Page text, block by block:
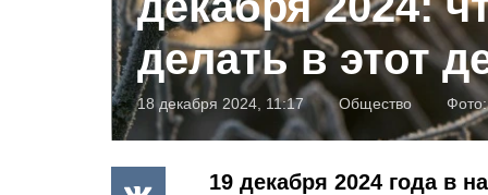
делать в этот
18 декабря 2024, 11:17 Общество
19 декабря 2024 года в